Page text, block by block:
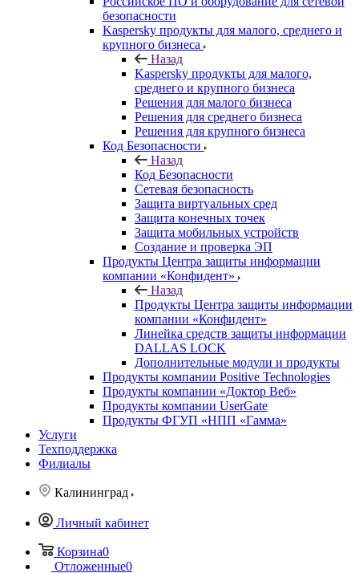
безопасности
Kaspersky продукты для малого, среднего и
крупного бизнеса
Назад
Kaspersky продукты для малого,
среднего и крупного бизнеса
Решения для малого бизнеса
Решения для среднего бизнеса
Решения для крупного бизнеса
Код Безопасности
Назад
Код Безопасности
Сетевая безопасность
Защита виртуальных сред
Защита конечных точек
Защита мобильных устройств
Создание и проверка ЭП
Продукты Центра защиты информации
компании «Конфидент»
Назад
Продукты Центра защиты информации
компании «Конфидент»
Линейка средств защиты информации
DALLAS LOCK
Дополнительные модули и продукты
Продукты компании Positive Technologies
Продукты компании «Доктор Веб»
Продукты компании UserGate
Продукты ФГУП «НПП «Гамма»
Услуги
Техподдержка
Филиалы
Калининград
Личный кабинет
Корзина0
Отложенные0